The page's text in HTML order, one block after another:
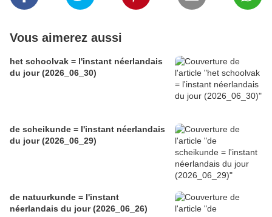
Vous aimerez aussi
het schoolvak = l'instant néerlandais
du jour (2026_06_30)
de scheikunde = l'instant néerlandais
du jour (2026_06_29)
de natuurkunde = l'instant
néerlandais du jour (2026_06_26)